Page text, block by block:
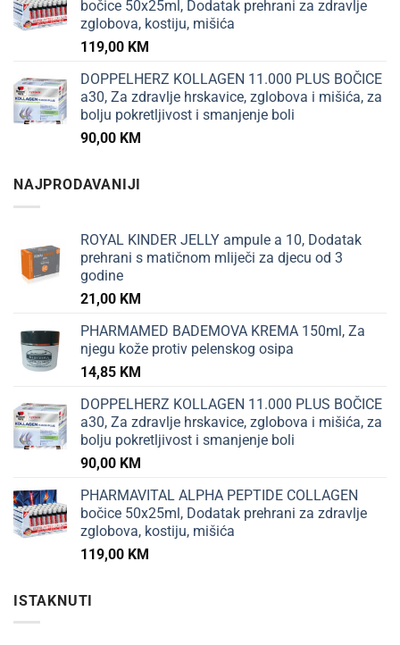
bočice 50x25ml, Dodatak prehrani za zdravlje
zglobova, kostiju, mišića
119,00 KM
DOPPELHERZ KOLLAGEN 11.000 PLUS BOČICE
a30, Za zdravlje hrskavice, zglobova i mišića, za
bolju pokretljivost i smanjenje boli
90,00 KM
NAJPRODAVANIJI
ROYAL KINDER JELLY ampule a 10, Dodatak
prehrani s matičnom mliječi za djecu od 3
godine
21,00 KM
PHARMAMED BADEMOVA KREMA 150ml, Za
njegu kože protiv pelenskog osipa
14,85 KM
DOPPELHERZ KOLLAGEN 11.000 PLUS BOČICE
a30, Za zdravlje hrskavice, zglobova i mišića, za
bolju pokretljivost i smanjenje boli
90,00 KM
PHARMAVITAL ALPHA PEPTIDE COLLAGEN
bočice 50x25ml, Dodatak prehrani za zdravlje
zglobova, kostiju, mišića
119,00 KM
ISTAKNUTI